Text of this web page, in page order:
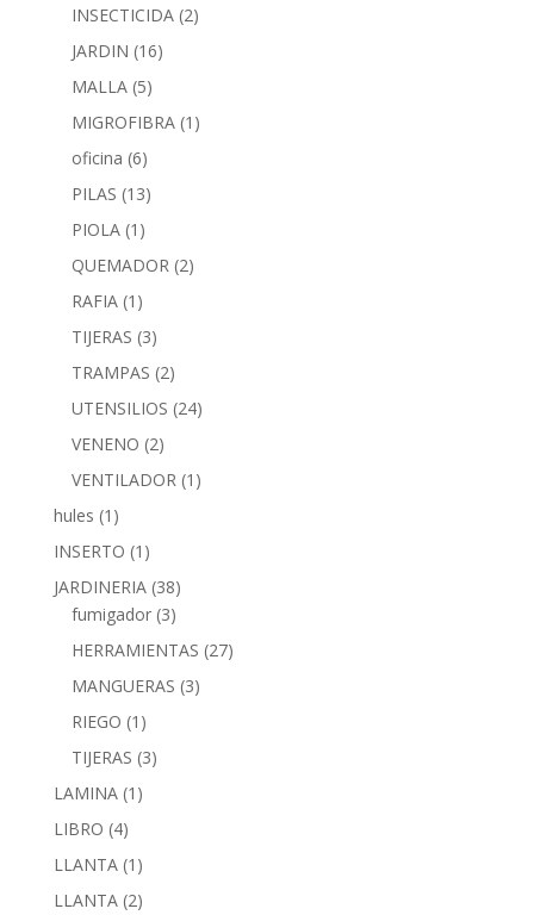
INSECTICIDA (2)
JARDIN (16)
MALLA (5)
MIGROFIBRA (1)
oficina (6)
PILAS (13)
PIOLA (1)
QUEMADOR (2)
RAFIA (1)
TIJERAS (3)
TRAMPAS (2)
UTENSILIOS (24)
VENENO (2)
VENTILADOR (1)
hules (1)
INSERTO (1)
JARDINERIA (38)
fumigador (3)
HERRAMIENTAS (27)
MANGUERAS (3)
RIEGO (1)
TIJERAS (3)
LAMINA (1)
LIBRO (4)
LLANTA (1)
LLANTA (2)